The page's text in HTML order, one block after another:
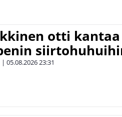
otti
| 05.08.202623:31